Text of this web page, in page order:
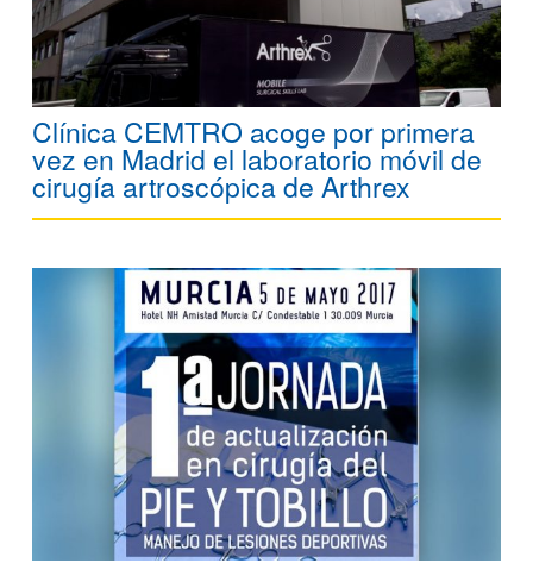
Clínica CEMTRO acoge por primera
vez en Madrid el laboratorio móvil de
cirugía artroscópica de Arthrex